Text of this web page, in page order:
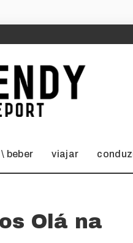
beber viajar
Olá na